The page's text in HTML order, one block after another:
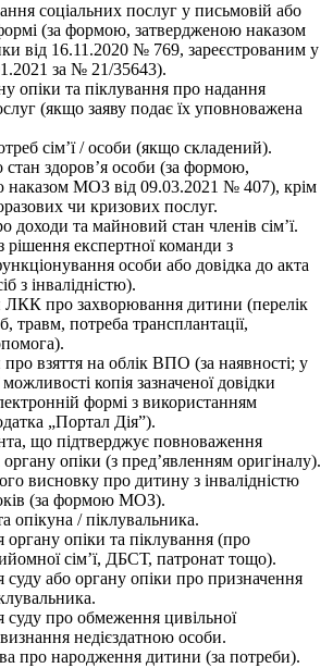
соціальних послуг у письмовій або
(за формою, затвердженою наказом
від 16.11.2020 № 769, зареєстрованим у
за № 21/35643).
опіки та піклування про надання
(якщо заяву подає їх уповноважена
сім’ї / особи (якщо складений).
здоров’я особи (за формою,
наказом МОЗ від 09.03.2021 № 407), крім
чи кризових послуг.
доходи та майновий стан членів сім’ї.
рішення експертної команди з
особи або довідка до акта
з інвалідністю).
ЛКК про захворювання дитини (перелік
травм, потреба трансплантації,
про взяття на облік ВПО (за наявності; у
можливості копія зазначеної довідки
формі з використанням
„Портал Дія”).
що підтверджує повноваження
опіки (з пред’явленням оригіналу).
висновку про дитину з інвалідністю
(за формою МОЗ).
опікуна / піклувальника.
органу опіки та піклування (про
сім’ї, ДБСТ, патронат тощо).
суду або органу опіки про призначення
суду про обмеження цивільної
визнання недієздатною особи.
про народження дитини (за потреби).